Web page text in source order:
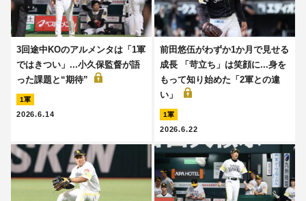
3回途中KOのアルメンタは「1軍
ではきつい」...小久保監督が語
った課題と“期待”
1軍
2026.6.14
前田悠伍がわずか1か月で見せる
成長 「苛立ち」は笑顔に...身を
もって知り始めた「2軍との違
い」
1軍
2026.6.22